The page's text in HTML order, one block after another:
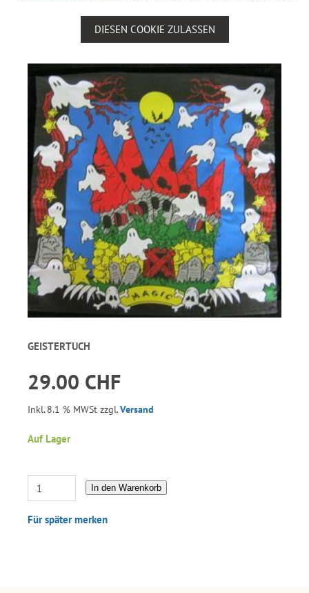
DIESEN COOKIE ZULASSEN
GEISTERTUCH
29.00 CHF
Inkl. 8.1 % MWSt zzgl.Versand
Auf Lager
In den Warenkorb
Für später merken